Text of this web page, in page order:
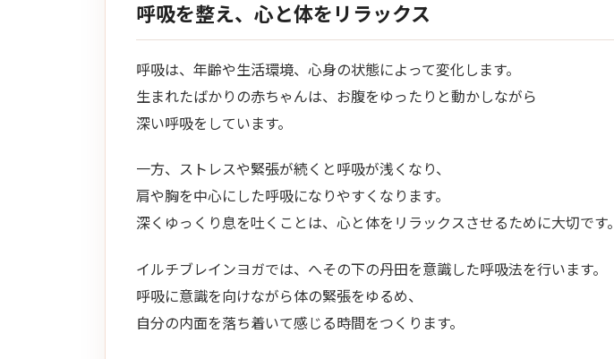
呼吸を整え、心と体をリラックス
呼吸は、年齢や生活環境、心身の状態によって変化します。
生まれたばかりの赤ちゃんは、お腹をゆったりと動かしながら
深い呼吸をしています。
一方、ストレスや緊張が続くと呼吸が浅くなり、
肩や胸を中心にした呼吸になりやすくなります。
深くゆっくり息を吐くことは、心と体をリラックスさせるために大切です。
イルチブレインヨガでは、へその下の丹田を意識した呼吸法を行います。
呼吸に意識を向けながら体の緊張をゆるめ、
自分の内面を落ち着いて感じる時間をつくります。